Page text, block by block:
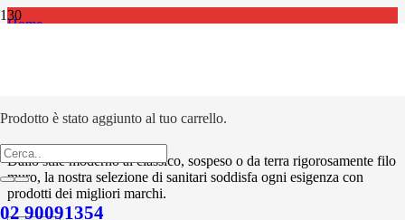
Prodotto è stato aggiunto al tuo carrello.
02 90091354
Home
SANITARI
Dallo stile moderno al classico, sospeso o da terra rigorosamente filo
muro, la nostra selezione di sanitari soddisfa ogni esigenza con
prodotti dei migliori marchi.